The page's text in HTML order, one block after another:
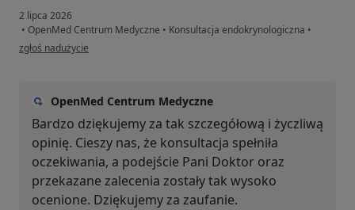
2 lipca 2026
• OpenMed Centrum Medyczne • Konsultacja endokrynologiczna •
w opinii użytkownika Andżelika
zgłoś nadużycie
OpenMed Centrum Medyczne
Bardzo dziękujemy za tak szczegółową i życzliwą
opinię. Cieszy nas, że konsultacja spełniła
oczekiwania, a podejście Pani Doktor oraz
przekazane zalecenia zostały tak wysoko
ocenione. Dziękujemy za zaufanie.